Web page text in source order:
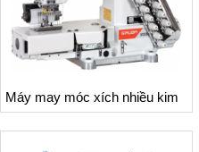
Máy may móc xích nhiều kim